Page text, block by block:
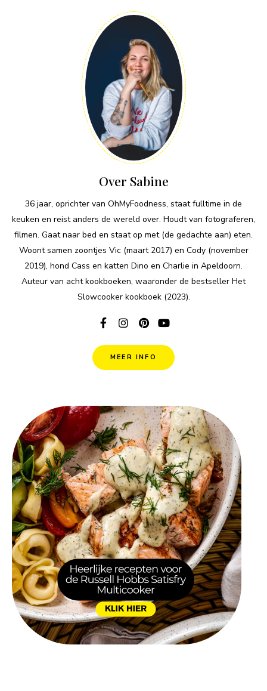
Over Sabine
36 jaar, oprichter van OhMyFoodness, staat fulltime in de
keuken en reist anders de wereld over. Houdt van fotograferen,
filmen. Gaat naar bed en staat op met (de gedachte aan) eten.
Woont samen zoontjes Vic (maart 2017) en Cody (november
2019), hond Cass en katten Dino en Charlie in Apeldoorn.
Auteur van acht kookboeken, waaronder de bestseller Het
Slowcooker kookboek (2023).
MEER INFO